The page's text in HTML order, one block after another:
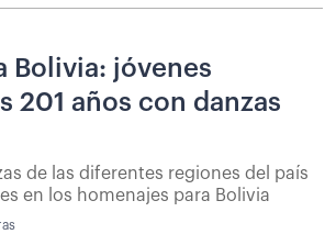
Bolivia: jóvenes
201 años con danzas
de las diferentes regiones del país
en los homenajes para Bolivia